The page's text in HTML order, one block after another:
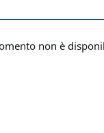
non è